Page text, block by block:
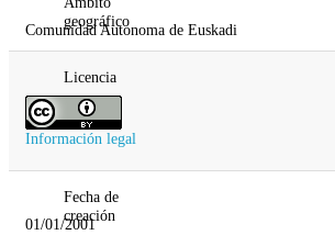
geográfico
Comunidad Autonoma de Euskadi
Licencia
Información legal
Fecha de
creación
01/01/2001